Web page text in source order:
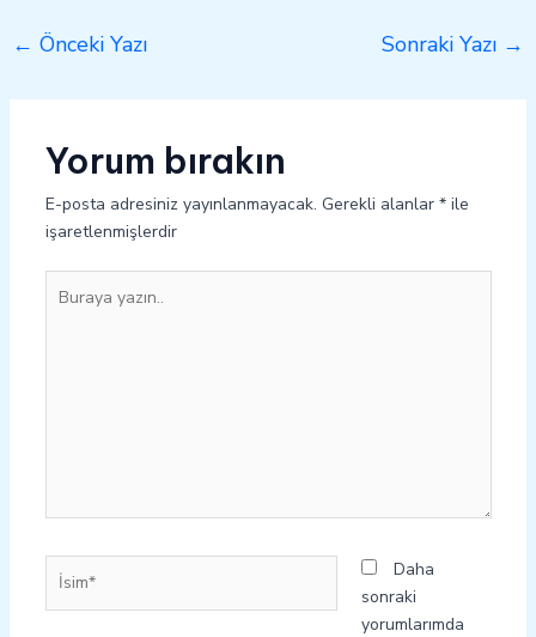
← Önceki Yazı Sonraki Yazı →
Yorum bırakın
E-posta adresiniz yayınlanmayacak. Gerekli alanlar *ile
işaretlenmişlerdir
yazın..
İsim*
Daha
sonraki
yorumlarımda